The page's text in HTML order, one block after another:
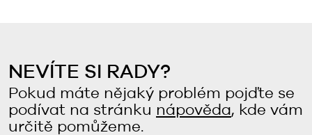
NEVÍTE SI RADY?
Pokud máte nějaký problém pojďte se
podívat na stránku nápověda, kde vám
určitě pomůžeme.